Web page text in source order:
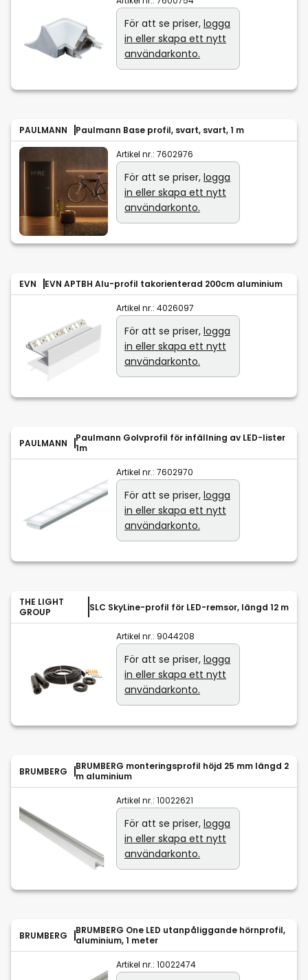
För att se priser, logga
in eller skapa ett nytt
användarkonto.
PAULMANN Paulmann Base profil, svart, svart, 1 m
Artikel nr.: 7602976
För att se priser, logga
in eller skapa ett nytt
användarkonto.
EVN EVN APTBH Alu-profil takorienterad 200cm aluminium
Artikel nr.: 4026097
För att se priser, logga
in eller skapa ett nytt
användarkonto.
PAULMANN
Paulmann Golvprofil för infällning av LED-lister
1m
Artikel nr.: 7602970
För att se priser, logga
in eller skapa ett nytt
användarkonto.
THE LIGHT
GROUP
SLC SkyLine-profil för LED-remsor, längd 12 m
Artikel nr.: 9044208
För att se priser, logga
in eller skapa ett nytt
användarkonto.
BRUMBERG
BRUMBERG monteringsprofil höjd 25 mm längd 2
m aluminium
Artikel nr.: 10022621
För att se priser, logga
in eller skapa ett nytt
användarkonto.
BRUMBERG
BRUMBERG One LED utanpåliggande hörnprofil,
aluminium, 1 meter
Artikel nr.: 10022474